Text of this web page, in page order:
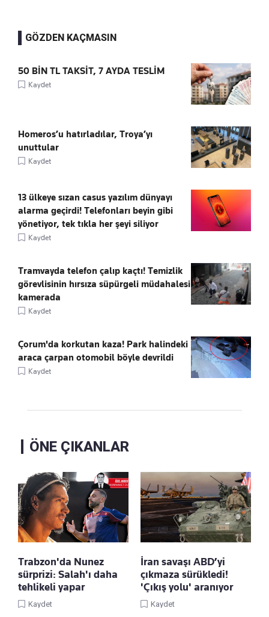
GÖZDEN KAÇMASIN
50 BİN TL TAKSİT, 7 AYDA TESLİM
Kaydet
Homeros’u hatırladılar, Troya’yı
unuttular
Kaydet
13 ülkeye sızan casus yazılım dünyayı
alarma geçirdi! Telefonları beyin gibi
yönetiyor, tek tıkla her şeyi siliyor
Kaydet
Tramvayda telefon çalıp kaçtı! Temizlik
görevlisinin hırsıza süpürgeli müdahalesi
kamerada
Kaydet
Çorum'da korkutan kaza! Park halindeki
araca çarpan otomobil böyle devrildi
Kaydet
ÖNE ÇIKANLAR
Trabzon'da Nunez
sürprizi: Salah'ı daha
tehlikeli yapar
Kaydet
İran savaşı ABD’yi
çıkmaza sürükledi!
'Çıkış yolu' aranıyor
Kaydet